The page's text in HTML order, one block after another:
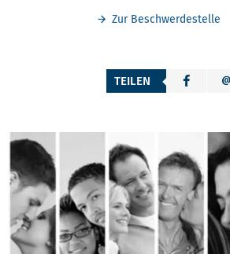
Zur Beschwerdestelle
TEILEN
WEITERLEITEN VON ASW WEG